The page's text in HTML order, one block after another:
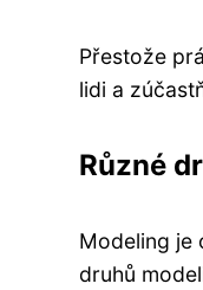
Přestože
lidi a
Různé
Modeling je
druhů